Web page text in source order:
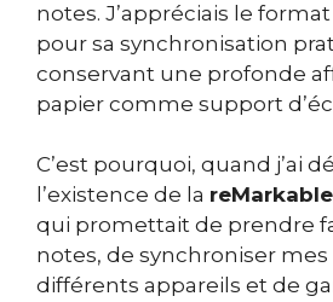
notes. J’appréciais le
pour sa synchronisation
conservant une profonde
papier comme support
C’est pourquoi, quand j’ai
l’existence de la
qui promettait de prendre
notes, de synchroniser
différents appareils et de